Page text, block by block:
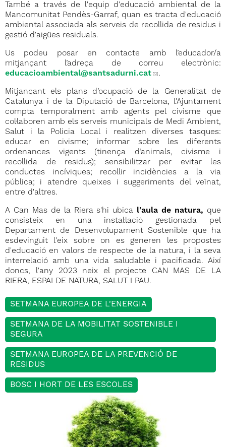
També a través de l'equip d'educació ambiental de la
Mancomunitat Pendès-Garraf, quan es tracta d'educació
ambiental associada als serveis de recollida de residus i
gestió d'aigües residuals.
Us podeu posar en contacte amb l’educador/a
mitjançant l’adreça de correu electrònic:
educacioambiental@santsadurni.cat .
Mitjançant els plans d’ocupació de la Generalitat de
Catalunya i de la Diputació de Barcelona, l'Ajuntament
compta temporalment amb agents pel civisme que
col·laboren amb els serveis municipals de Medi Ambient,
Salut i la Policia Local i realitzen diverses tasques:
educar en civisme; informar sobre les diferents
ordenances vigents (tinença d’animals, civisme i
recollida de residus); sensibilitzar per evitar les
conductes incíviques; recollir incidències a la via
pública; i atendre queixes i suggeriments del veïnat,
entre d'altres.
A Can Mas de la Riera s'hi ubica l'aula de natura, que
consisteix en una instal·lació gestionada pel
Departament de Desenvolupament Sostenible que ha
esdevinguit l'eix sobre on es generen les propostes
d'educació en valors de respecte de la natura, i la seva
interrelació amb una vida saludable i pacificada. Així
doncs, l'any 2023 neix el projecte CAN MAS DE LA
RIERA, ESPAI DE NATURA, SALUT I PAU.
SETMANA EUROPEA DE L'ENERGIA
SETMANA DE LA MOBILITAT SOSTENIBLE I
SEGURA
SETMANA EUROPEA DE LA PREVENCIÓ DE
RESIDUS
BOSC I HORT DE LES ESCOLES